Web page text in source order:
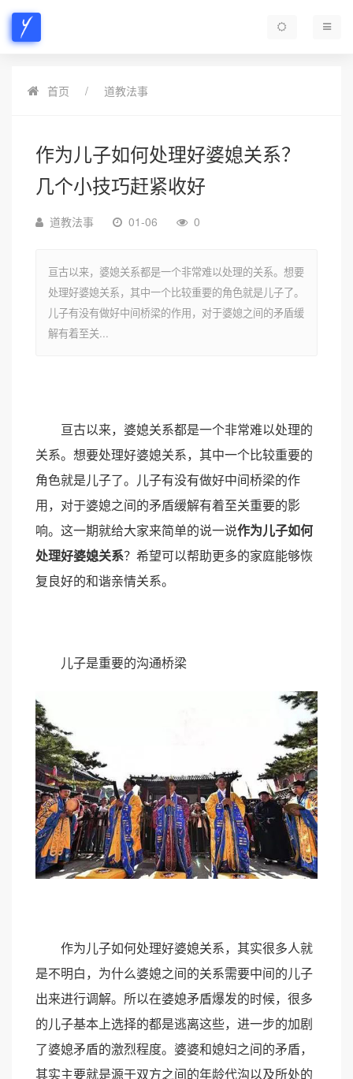
首页 道教法事
作为儿子如何处理好婆媳关系？
几个小技巧赶紧收好
道教法事 01-06 0
亘古以来，婆媳关系都是一个非常难以处理的关系。想要
处理好婆媳关系，其中一个比较重要的角色就是儿子了。
儿子有没有做好中间桥梁的作用，对于婆媳之间的矛盾缓
解有着至关...
亘古以来，婆媳关系都是一个非常难以处理的
关系。想要处理好婆媳关系，其中一个比较重要的
角色就是儿子了。儿子有没有做好中间桥梁的作
用，对于婆媳之间的矛盾缓解有着至关重要的影
响。这一期就给大家来简单的说一说作为儿子如何
处理好婆媳关系？希望可以帮助更多的家庭能够恢
复良好的和谐亲情关系。
儿子是重要的沟通桥梁
作为儿子如何处理好婆媳关系，其实很多人就
是不明白，为什么婆媳之间的关系需要中间的儿子
出来进行调解。所以在婆媳矛盾爆发的时候，很多
的儿子基本上选择的都是逃离这些，进一步的加剧
了婆媳矛盾的激烈程度。婆婆和媳妇之间的矛盾，
其实主要就是源于双方之间的年龄代沟以及所处的